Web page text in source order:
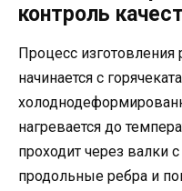
контроль
Процесс
начинается с
нагревается до
проходит через
продольные ребра и